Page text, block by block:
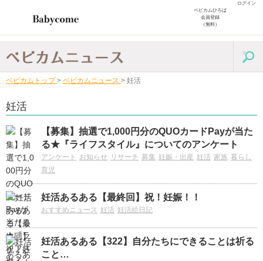
ログイン
ベビカムひろば
会員登録
（無料）
ベビカムトップ > ベビカムニュース > 妊活
妊活
【募集】抽選で1,000円分のQUOカードPayが当た
る★『ライフスタイル』についてのアンケート
アンケート お知らせ リサーチ 募集 妊娠・出産 妊活 家族 暮らし
育児
妊活あるある【最終回】祝！妊娠！！
おすすめニュース 妊活 妊活絵日記
妊活あるある【322】自分たちにできることは祈る
こと…